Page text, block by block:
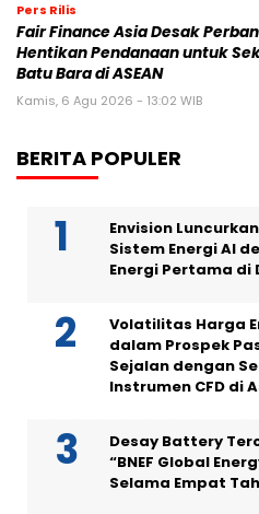
Pers Rilis
Fair Finance Asia Desak
Hentikan Pendanaan untuk
Batu Bara di ASEAN
Kamis, 6 Agu 2026 - 13:02 WIB
BERITA POPULER
Envision
Sistem Energi AI
Energi Pertama di
Volatilitas Harga
dalam Prospek
Sejalan dengan
Instrumen CFD di
Desay Battery
“BNEF Global
Selama Empat